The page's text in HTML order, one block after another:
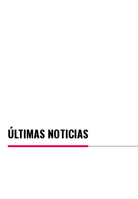
ÚLTIMAS NOTICIAS